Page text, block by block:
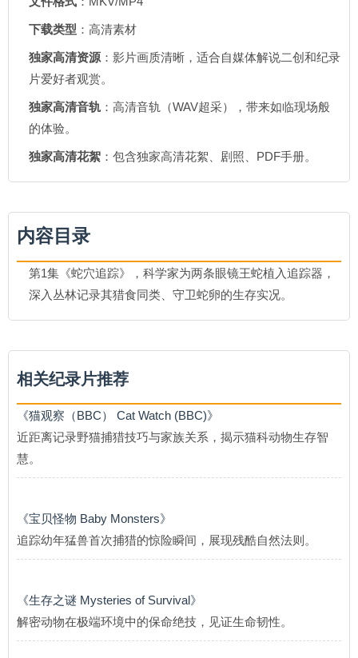
下载类型 ：高清素材
独家高清资源 ：影片画质清晰，适合自媒体解说二创和纪录
片爱好者观赏。
独家高清音轨 ：高清音轨（WAV超采），带来如临现场般
的体验。
独家高清花絮 ：包含独家高清花絮、剧照、PDF手册。
内容目录
第1集《蛇穴追踪》，科学家为两条眼镜王蛇植入追踪器，
深入丛林记录其猎食同类、守卫蛇卵的生存实况。
相关纪录片推荐
《猫观察（BBC） Cat Watch (BBC)》
近距离记录野猫捕猎技巧与家族关系，揭示猫科动物生存智
慧。
《宝贝怪物 Baby Monsters》
追踪幼年猛兽首次捕猎的惊险瞬间，展现残酷自然法则。
《生存之谜 Mysteries of Survival》
解密动物在极端环境中的保命绝技，见证生命韧性。